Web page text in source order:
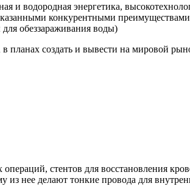
и водородная энергетика,
конкурентными
обеззараживания воды)
планах создать и вывести на мировой
стентов для восстановления
из нее делают тонкие провода для